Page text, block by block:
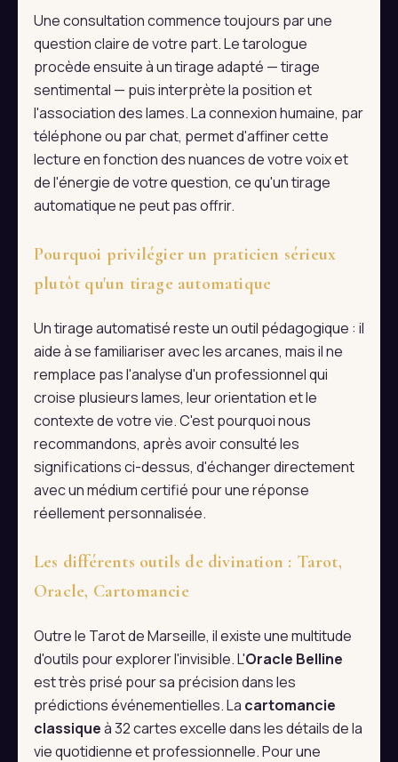
Une consultation commence toujours par une
question claire de votre part. Le tarologue
procède ensuite à un tirage adapté — tirage
sentimental — puis interprète la position et
l'association des lames. La connexion humaine, par
téléphone ou par chat, permet d'affiner cette
lecture en fonction des nuances de votre voix et
de l'énergie de votre question, ce qu'un tirage
automatique ne peut pas offrir.
Pourquoi privilégier un praticien sérieux
plutôt qu'un tirage automatique
Un tirage automatisé reste un outil pédagogique : il
aide à se familiariser avec les arcanes, mais il ne
remplace pas l'analyse d'un professionnel qui
croise plusieurs lames, leur orientation et le
contexte de votre vie. C'est pourquoi nous
recommandons, après avoir consulté les
significations ci-dessus, d'échanger directement
avec un médium certifié pour une réponse
réellement personnalisée.
Les différents outils de divination : Tarot,
Oracle, Cartomancie
Outre le Tarot de Marseille, il existe une multitude
d'outils pour explorer l'invisible. L'Oracle Belline
est très prisé pour sa précision dans les
prédictions événementielles. La cartomancie
classiqueà 32 cartes excelle dans les détails de la
vie quotidienne et professionnelle. Pour une